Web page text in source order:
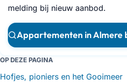
melding bij nieuw aanbod.
Appartementen in Almere
OP DEZE PAGINA
Hofjes, pioniers en het Gooimeer